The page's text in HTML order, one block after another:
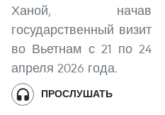
Ханой, начав
государственный визит
во Вьетнам с 21 по 24
апреля 2026 года.
ПРОСЛУШАТЬ